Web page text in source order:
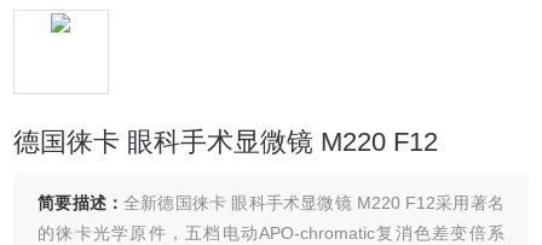
德国徕卡 眼科手术显微镜 M220 F12
简要描述：全新德国徕卡 眼科手术显微镜 M220 F12采用著名
的徕卡光学原件，五档电动APO-chromatic复消色差变倍系